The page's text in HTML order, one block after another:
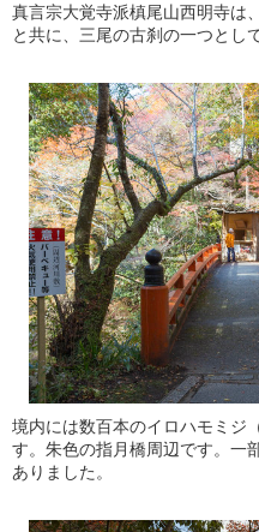
真言宗大覚寺派槙尾山西明寺は
と共に、三尾の古刹の一つとし
境内には数百本のイロハモミジ
す。朱色の指月橋周辺です。一
ありました。